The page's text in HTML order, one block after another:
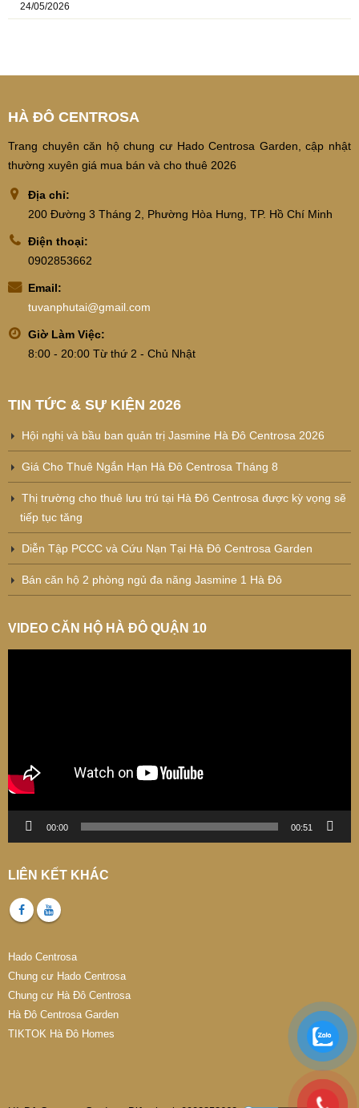
24/05/2026
HÀ ĐÔ CENTROSA
Trang chuyên căn hộ chung cư Hado Centrosa Garden, cập nhật
thường xuyên giá mua bán và cho thuê 2026
Địa chỉ:
200 Đường 3 Tháng 2, Phường Hòa Hưng, TP. Hồ Chí Minh
Điện thoại:
0902853662
Email:
tuvanphutai@gmail.com
Giờ Làm Việc:
8:00 - 20:00 Từ thứ 2 - Chủ Nhật
TIN TỨC & SỰ KIỆN 2026
Hội nghị và bầu ban quản trị Jasmine Hà Đô Centrosa 2026
Giá Cho Thuê Ngắn Hạn Hà Đô Centrosa Tháng 8
Thị trường cho thuê lưu trú tại Hà Đô Centrosa được kỳ vọng sẽ
tiếp tục tăng
Diễn Tập PCCC và Cứu Nạn Tại Hà Đô Centrosa Garden
Bán căn hộ 2 phòng ngủ đa năng Jasmine 1 Hà Đô
VIDEO CĂN HỘ HÀ ĐÔ QUẬN 10
00:00 00:51
LIÊN KẾT KHÁC
Hado Centrosa
Chung cư Hado Centrosa
Chung cư Hà Đô Centrosa
Hà Đô Centrosa Garden
TIKTOK Hà Đô Homes